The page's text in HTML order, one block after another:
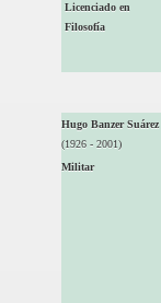
Licenciado en
Filosofía
Hugo Banzer Suárez
(1926 - 2001)
Militar